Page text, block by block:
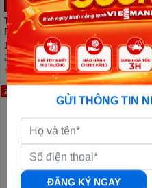
Tủ Lạnh Samsung 488 Lít Inverter
RF48A4000B4/SV (4 cánh)
14.390.000đ
23.990.000đ
(10 nhận xét)
25%
GỬI THÔNG TIN
ĐĂNG KÝ NGAY